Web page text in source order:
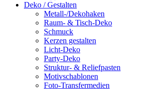
Deko / Gestalten
Metall-/Dekohaken
Raum- & Tisch-Deko
Schmuck
Kerzen gestalten
Licht-Deko
Party-Deko
Struktur- & Reliefpasten
Motivschablonen
Foto-Transfermedien